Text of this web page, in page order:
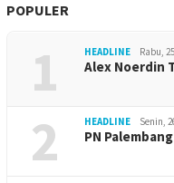
POPULER
1 HEADLINE Rabu,
Alex Noerdin
2 HEADLINE Senin,
PN